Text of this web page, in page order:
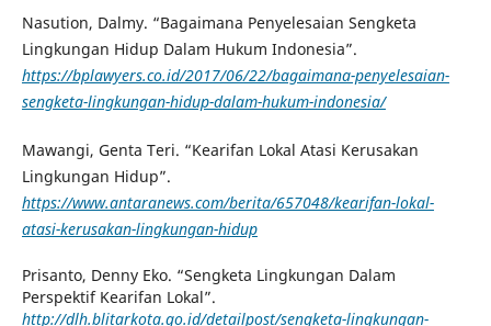
Nasution, Dalmy. “Bagaimana Penyelesaian Sengketa
Lingkungan Hidup Dalam Hukum Indonesia”.
https://bplawyers.co.id/2017/06/22/bagaimana-penyelesaian-
sengketa-lingkungan-hidup-dalam-hukum-indonesia/
Mawangi, Genta Teri. “Kearifan Lokal Atasi Kerusakan
Lingkungan Hidup”.
https://www.antaranews.com/berita/657048/kearifan-lokal-
atasi-kerusakan-lingkungan-hidup
Prisanto, Denny Eko. “Sengketa Lingkungan Dalam
Perspektif Kearifan Lokal”.
http://dlh.blitarkota.go.id/detailpost/sengketa-lingkungan-